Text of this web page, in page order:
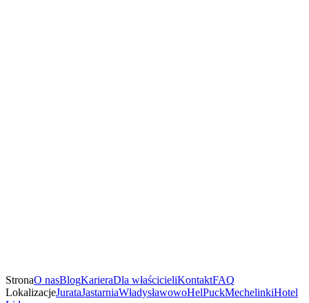
StronaO nasBlogKarieraDla właścicieliKontaktFAQ
LokalizacjeJurataJastarniaWładysławowoHelPuckMechelinkiHotel